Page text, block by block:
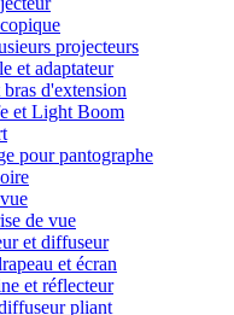
projecteurs
et adaptateur
d'extension
et Light Boom
pour pantographe
de vue
et diffuseur
et écran
et réflecteur
pliant